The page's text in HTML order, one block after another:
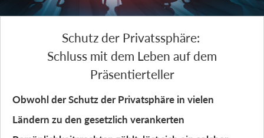
Schutz der Privatssphäre:
Schluss mit dem Leben auf dem
Präsentierteller
Obwohl der Schutz der Privatsphäre in vielen
Ländern zu den gesetzlich verankerten